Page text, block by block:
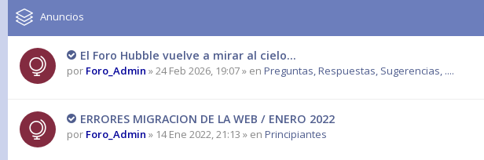
Anuncios
El Foro Hubble vuelve a mirar al cielo...
por Foro_Admin » 24 Feb 2026, 19:07 » en Preguntas, Respuestas, Sugerencias, ....
ERRORES MIGRACION DE LA WEB / ENERO 2022
por Foro_Admin » 14 Ene 2022, 21:13 » en Principiantes